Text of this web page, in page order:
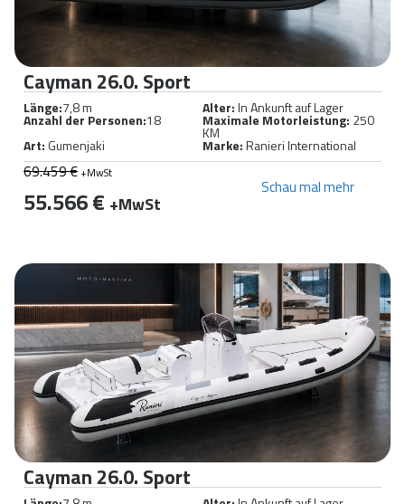
Cayman 26.0. Sport
Länge:7,8 m Alter:In Ankunft auf Lager
Anzahl der Personen:18 Maximale Motorleistung: 250
KM
Art: Gumenjaki Marke:Ranieri International
69.459 € +MwSt
55.566 € +MwSt
Schau mal mehr
Cayman 26.0. Sport